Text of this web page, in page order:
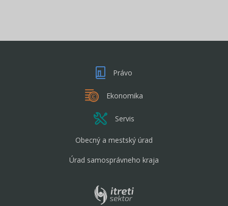
Právo
Ekonomika
Servis
Obecný a mestský úrad
Úrad samosprávneho kraja